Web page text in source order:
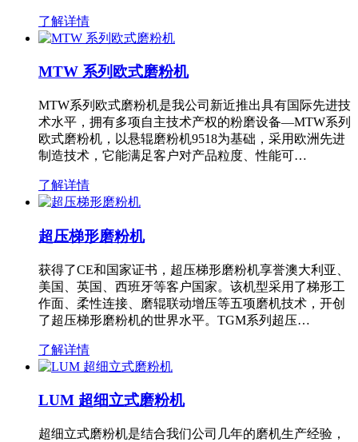
了解详情
MTW 系列欧式磨粉机
MTW系列欧式磨粉机是我公司新近推出具有国际先进技
术水平，拥有多项自主技术产权的粉磨设备—MTW系列
欧式磨粉机，以悬辊磨粉机9518为基础，采用欧洲先进
制造技术，它能满足客户对产品粒度、性能可…
了解详情
超压梯形磨粉机
获得了CE和国家证书，超压梯形磨粉机享誉澳大利亚、
美国、英国、西班牙等客户国家。该机型采用了梯形工
作面、柔性连接、磨辊联动增压等五项磨机技术，开创
了超压梯形磨粉机的世界水平。TGM系列超压…
了解详情
LUM 超细立式磨粉机
超细立式磨粉机是结合我们公司几年的磨机生产经验，